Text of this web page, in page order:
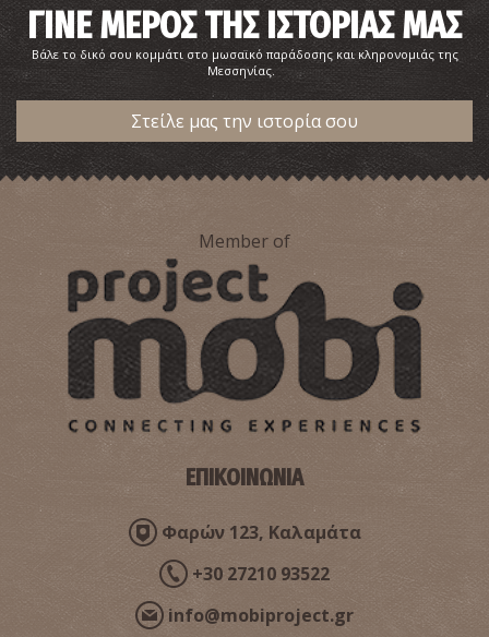
ΓΙΝΕ ΜΕΡΟΣ ΤΗΣ ΙΣΤΟΡΙΑΣ ΜΑΣ
Βάλε το δικό σου κομμάτι στο μωσαϊκό παράδοσης και κληρονομιάς της
Μεσσηνίας.
Στείλε μας την ιστορία σου
Member of
ΕΠΙΚΟΙΝΩΝΙΑ
Φαρών 123, Καλαμάτα
+30 27210 93522
info@mobiproject.gr